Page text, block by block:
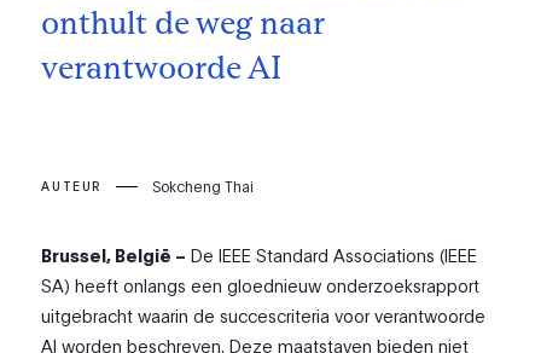
onthult de weg naar
verantwoorde AI
AUTEUR Sokcheng Thai
Brussel, België – De IEEE Standard Associations (IEEE
SA) heeft onlangs een gloednieuw onderzoeksrapport
uitgebracht waarin de succescriteria voor verantwoorde
AI worden beschreven. Deze maatstaven bieden niet